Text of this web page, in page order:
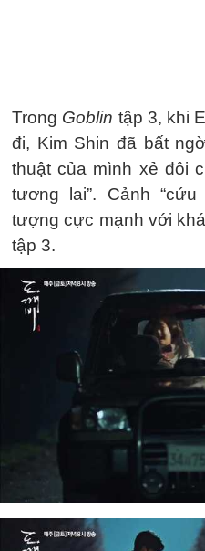
Trong Goblin tập 3, khi
đi, Kim Shin đã bất
thuật của mình xẻ đôi
tương lai”. Cảnh
tượng cực mạnh với
tập 3.